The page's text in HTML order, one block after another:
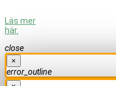
Läs mer
här.
close
×
error_outline